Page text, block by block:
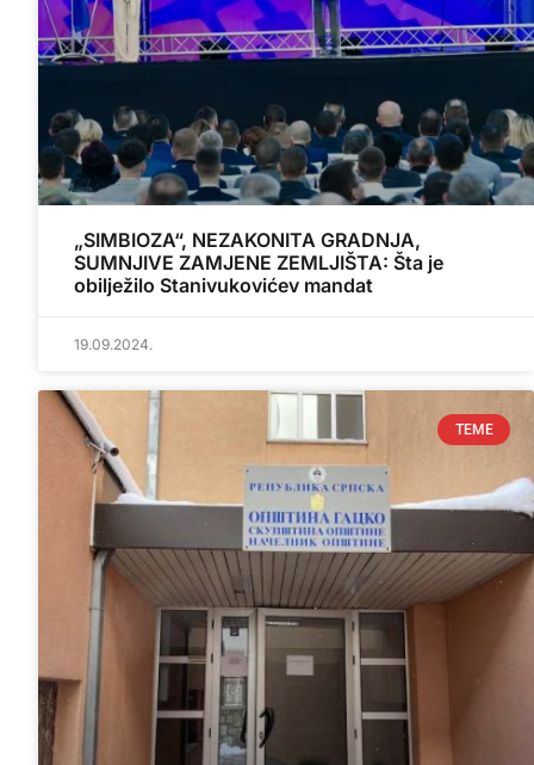
„SIMBIOZA“, NEZAKONITA GRADNJA,
SUMNJIVE ZAMJENE ZEMLJIŠTA: Šta je
obilježilo Stanivukovićev mandat
19.09.2024.
TEME